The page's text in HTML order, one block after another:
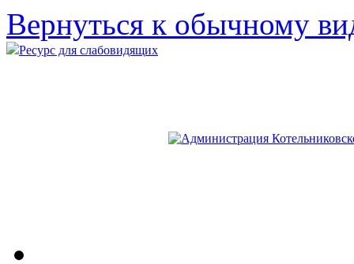
Вернуться к обычному
Ресурс для слабовидящих